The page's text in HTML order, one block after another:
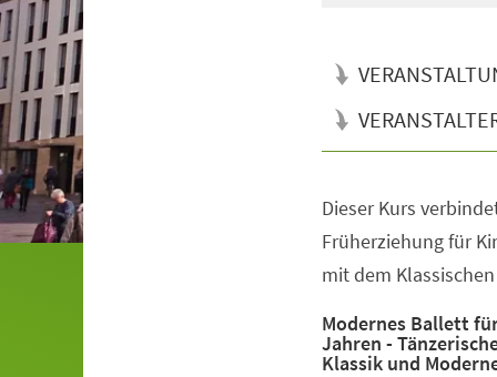
Dieser Kurs
Früherziehung für
mit dem
Modernes Ballett
Jahren -
Klassik und